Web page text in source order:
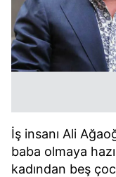
İş insanı Ali
baba olmaya
kadından beş